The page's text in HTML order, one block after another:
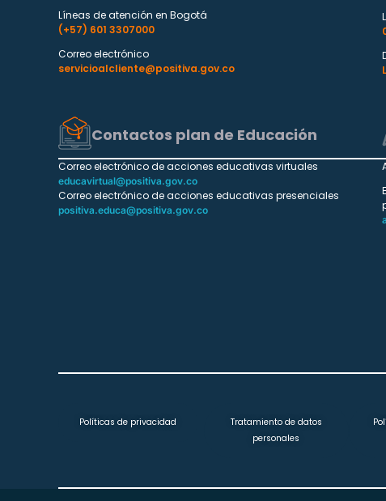
Líneas de atención en Bogotá
(+57) 601 3307000
Correo electrónico
servicioalcliente@positiva.gov.co
Contactos plan de Educación
Correo electrónico de acciones educativas virtuales
educavirtual@positiva.gov.co
Correo electrónico de acciones educativas presenciales
positiva.educa@positiva.gov.co
Políticas de privacidad
Tratamiento de datos
personales